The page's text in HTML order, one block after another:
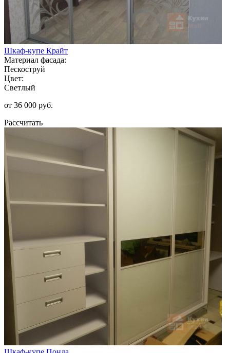
Шкаф-купе Крайт
Материал фасада:
Пескоструй
Цвет:
Светлый
от 36 000 руб.
Рассчитать